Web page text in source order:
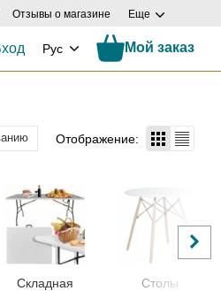
Отзывы о магазине Еще
Рус Мой заказ
Отображение:
Складная
Столы